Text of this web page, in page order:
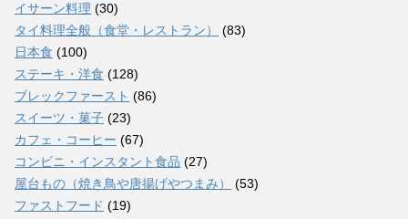
イサーン料理 (30)
タイ料理全般（食堂・レストラン）
(83)
日本食 (100)
ステーキ・洋食 (128)
ブレックファースト (86)
スイーツ・菓子 (23)
カフェ・コーヒー (67)
コンビニ・インスタント食品 (27)
屋台もの（焼き鳥や唐揚げやつまみ）
(53)
ファストフード (19)